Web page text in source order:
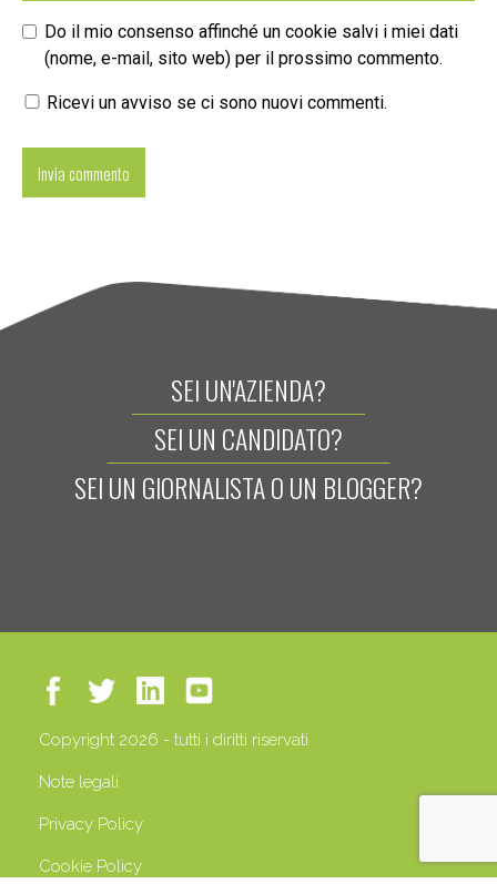
Do il mio consenso affinché un cookie salvi i miei dati
(nome, e-mail, sito web) per il prossimo commento.
Ricevi un avviso se ci sono nuovi commenti.
SEI UN'AZIENDA?
SEI UN CANDIDATO?
SEI UN GIORNALISTA O UN BLOGGER?
Copyright 2026 - tutti i diritti riservati
Note legali
Privacy Policy
Cookie Policy